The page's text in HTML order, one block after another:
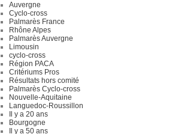
Auvergne
Cyclo-cross
Palmarès France
Rhône Alpes
Palmarès Auvergne
Limousin
cyclo-cross
Région PACA
Critériums Pros
Résultats hors comité
Palmarès Cyclo-cross
Nouvelle-Aquitaine
Languedoc-Roussillon
Il y a 20 ans
Bourgogne
Il y a 50 ans